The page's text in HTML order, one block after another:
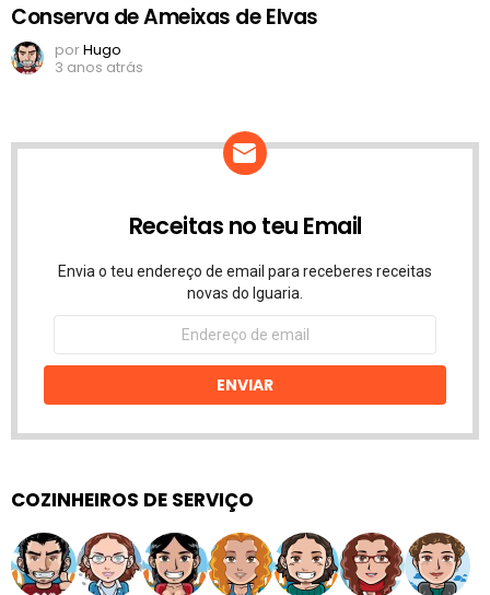
Conserva de Ameixas de Elvas
porHugo
3 anos atrás
Receitas no teu Email
Envia o teu endereço de email para receberes receitas
novas do Iguaria.
Endereço
email
ENVIAR
COZINHEIROS DE SERVIÇO